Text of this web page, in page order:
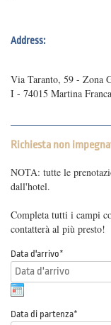
Address:
Via Taranto, 59 - Zona
I - 74015 Martina
Richiesta non
NOTA: tutte le
dall'hotel.
Completa tutti i campi
contatterà al più presto!
Data d'arrivo*
Data di partenza*